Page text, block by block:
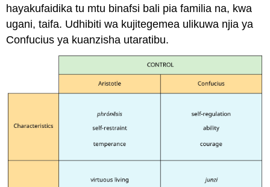
hayakufaidika tu mtu binafsi bali pia familia na, kwa
ugani, taifa. Udhibiti wa kujitegemea ulikuwa njia ya
Confucius ya kuanzisha utaratibu.